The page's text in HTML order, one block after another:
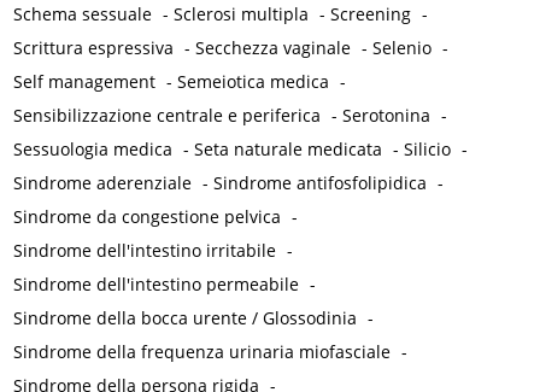
Schema sessuale -Sclerosi multipla -Screening -
Scrittura espressiva -Secchezza vaginale -Selenio -
Self management -Semeiotica medica -
Sensibilizzazione centrale e periferica -Serotonina -
Sessuologia medica -Seta naturale medicata -Silicio -
Sindrome aderenziale -Sindrome antifosfolipidica -
Sindrome da congestione pelvica -
Sindrome dell'intestino irritabile -
Sindrome dell'intestino permeabile -
Sindrome della bocca urente / Glossodinia -
Sindrome della frequenza urinaria miofasciale -
Sindrome della persona rigida -